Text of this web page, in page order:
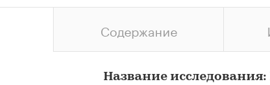
Содержание
Название исследования: